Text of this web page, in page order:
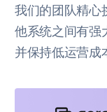
我们的团队精
他系统之间有强
并保持低运营成